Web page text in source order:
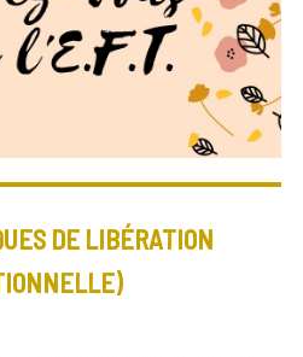
DE LIBÉRATION